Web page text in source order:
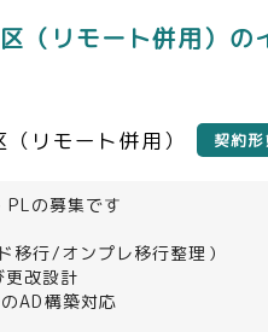
（リモート併用）
リモート併用） 契約形
の募集です
移行/オンプレ移行整理）
改設計
AD構築対応